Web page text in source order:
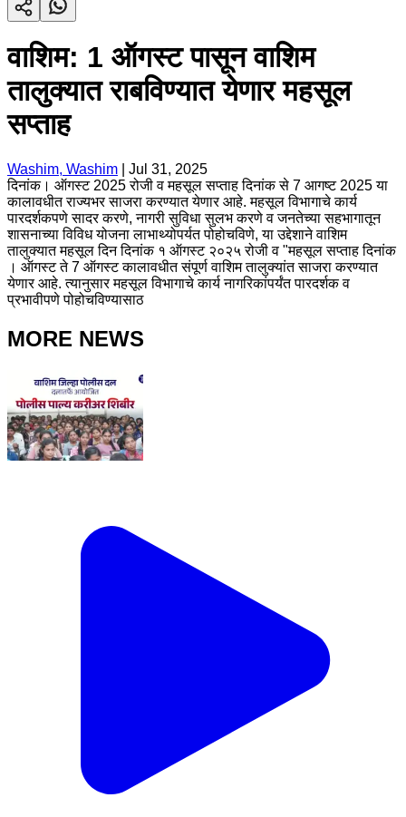
वाशिम: 1 ऑगस्ट पासून वाशिम
तालुक्यात राबविण्यात येणार महसूल
सप्ताह
Washim, Washim
Jul 31, 2025
दिनांक। ऑगस्ट 2025 रोजी व महसूल सप्ताह दिनांक से 7 आगष्ट 2025 या
कालावधीत राज्यभर साजरा करण्यात येणार आहे. महसूल विभागाचे कार्य
पारदर्शकपणे सादर करणे, नागरी सुविधा सुलभ करणे व जनतेच्या सहभागातून
शासनाच्या विविध योजना लाभाथ्योपर्यत पोहोचविणे, या उद्देशाने वाशिम
तालुक्यात महसूल दिन दिनांक १ ऑगस्ट २०२५ रोजी व "महसूल सप्ताह दिनांक
। ऑगस्ट ते 7 ऑगस्ट कालावधीत संपूर्ण वाशिम तालुक्यांत साजरा करण्यात
येणार आहे. त्यानुसार महसूल विभागाचे कार्य नागरिकांपर्यंत पारदर्शक व
प्रभावीपणे पोहोचविण्यासाठ
MORE NEWS